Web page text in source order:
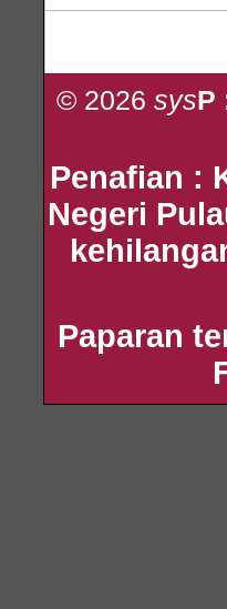
© 2026 sysP
Penafian :
Negeri
Paparan